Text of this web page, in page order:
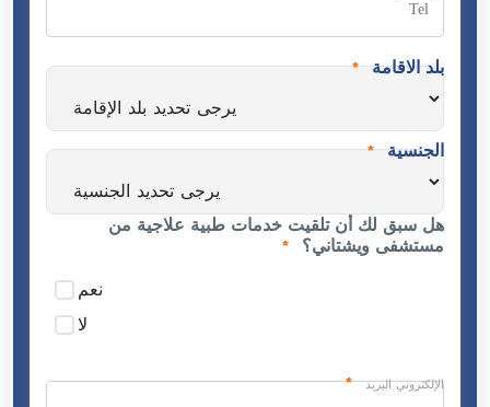
شرطة
مائلة
بلد الاقامة *
الجنسية *
هل سبق لك أن تلقيت خدمات طبية علاجية من
مستشفى ويشتاني؟ *
نعم
لا
الإلكتروني البريد *